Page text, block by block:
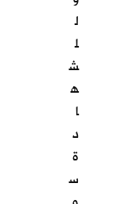
ل
ل
ش
ه
ا
د
ة
س